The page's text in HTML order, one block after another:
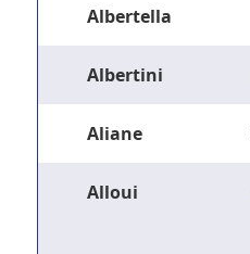
Albertella
Albertini
Aliane
Alloui